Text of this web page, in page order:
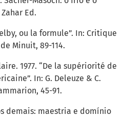
Ed.
ou la formule”. In: Critique
Minuit, 89-114.
1977. “De la supériorité de
In: G. Deleuze & C.
45-91.
demais: maestria e domínio